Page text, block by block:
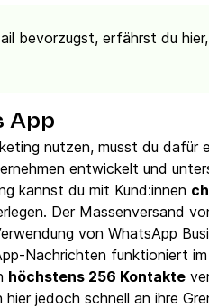
bevorzugst, erfährst du
App
nutzen, musst du dafür
entwickelt und
kannst du mit Kund:innen
Der Massenversand
von WhatsApp
Nachrichten funktioniert
höchstens 256 Kontakte
jedoch schnell an ihre